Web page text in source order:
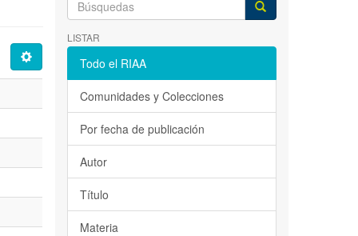
LISTAR
Todo el RIAA
Comunidades y Colecciones
Por fecha de publicación
Autor
Título
Materia